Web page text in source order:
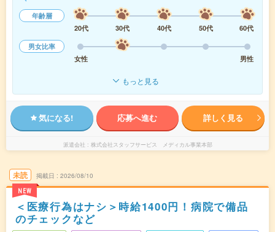
年齢層
20代
30代 40代 50代
60代
男女比率
女性
男性
もっと見る
気になる! 応募へ進む 詳しく見る
派遣会社 株式会社スタッフサービス メディカル事業本部
未読
NEW
掲載日 2026/08/10
＜医療行為はナシ＞時給1400円！病院で備品
のチェックなど